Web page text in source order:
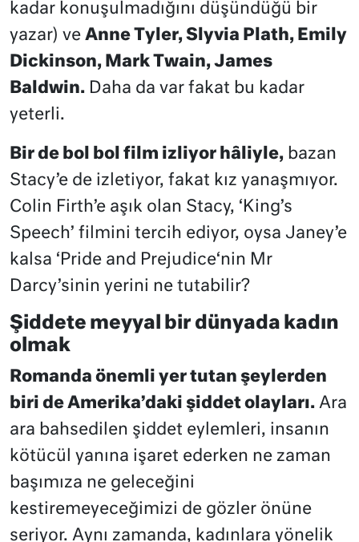
kadar konuşulmadığını düşündüğü bir
yazar) ve Anne Tyler, Slyvia Plath, Emily
Dickinson, Mark Twain, James
Baldwin. Daha da var fakat bu kadar
yeterli.
Bir de bol bol film izliyor hâliyle, bazan
Stacy’e de izletiyor, fakat kız yanaşmıyor.
Colin Firth’e aşık olan Stacy, ‘King’s
Speech’ filmini tercih ediyor, oysa Janey’e
kalsa ‘Pride and Prejudice‘nin Mr
Darcy’sinin yerini ne tutabilir?
Şiddete meyyal bir dünyada kadın
olmak
Romanda önemli yer tutan şeylerden
biri de Amerika’daki şiddet olayları. Ara
ara bahsedilen şiddet eylemleri, insanın
kötücül yanına işaret ederken ne zaman
başımıza ne geleceğini
kestiremeyeceğimizi de gözler önüne
seriyor. Aynı zamanda, kadınlara yönelik